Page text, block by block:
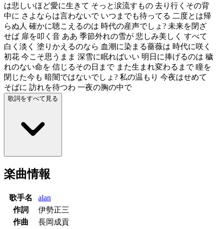
は悲しいほど愛に生きて そっと涙流すもの 去り行くその背
中に さよならは言わないで いつまでも待ってる 二度とは帰
らぬ人 確かに聴こえるのは 時代の産声でしょ? 未来を閉ざ
せば 扉を叩く音 ああ 季節外れの雪が 悲しみ美しく すべて
白く淡く 塗りかえるのなら 血潮に染まる薔薇は 時代に咲く
初花 今こそ思うまま 深雪に眠ればいい 明日に捧げるのは 穢
れのない命を 信じるその日まで また生まれ変わるまで 瞳を
閉じた今も 暗闇ではないでしょ? 私の温もり 今夜はせめて
そばに 訪れを待つわ 一夜の胸の中で
歌詞をすべて見る
楽曲情報
歌手名
alan
作詞
伊勢正三
作曲
長岡成貢